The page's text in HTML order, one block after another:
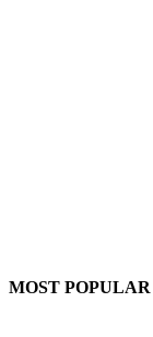
MOST POPULAR